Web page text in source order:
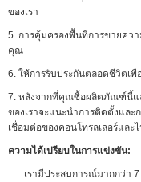
ของเรา
5. การคุ้มครองพื้นที่การขายคว
คุณ
6. ให้การรับประกันตลอดชีวิตเพื่
7. หลังจากที่คุณซื้อผลิตภัณฑ์นี้แล้
ของเราจะแนะนำการติดตั้งแล
เชื่อมต่อของคอนโทรลเลอร์แล
ความได้เปรียบในการแข่งขัน:
เรามีประสบการณ์มากกว่า